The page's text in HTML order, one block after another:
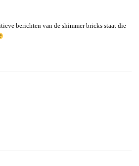
berichten van de shimmer bricks staat die